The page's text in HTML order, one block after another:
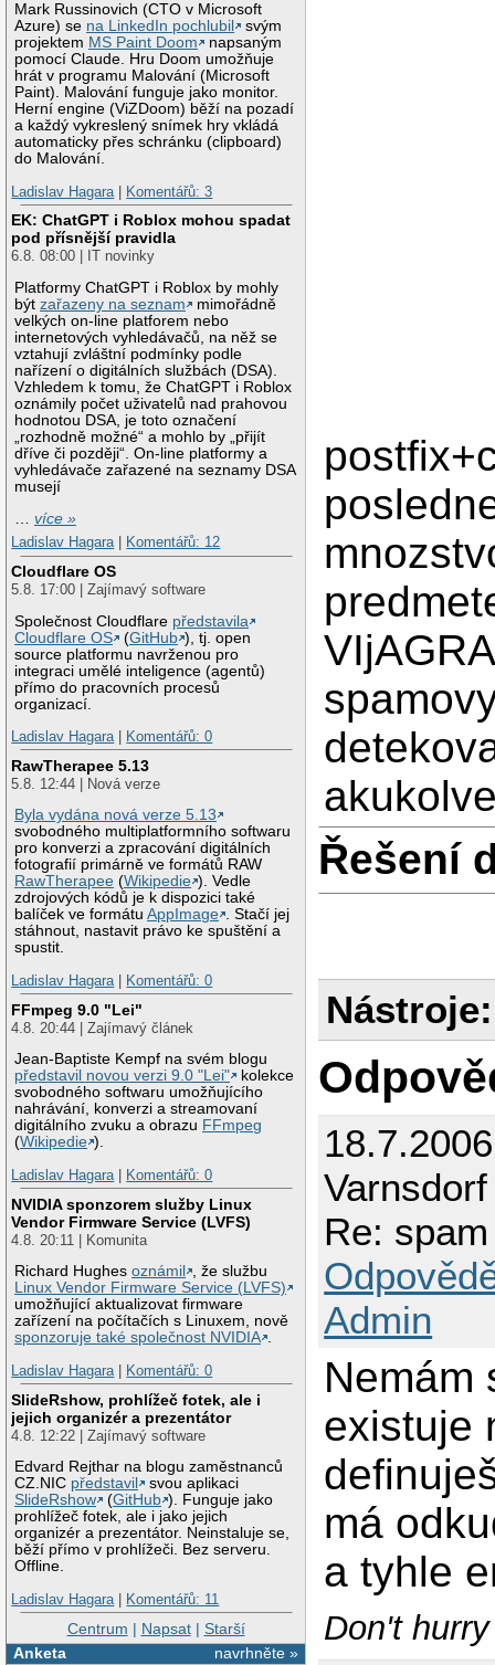
Mark Russinovich (CTO v Microsoft
Azure) se na LinkedIn pochlubil
svým
projektem MS Paint Doom
napsaným
pomocí Claude. Hru Doom umožňuje
hrát v programu Malování (Microsoft
Paint). Malování funguje jako monitor.
Herní engine (ViZDoom) běží na pozadí
a každý vykreslený snímek hry vkládá
automaticky přes schránku (clipboard)
do Malování.
Ladislav Hagara
Komentářů: 3
EK: ChatGPT i Roblox mohou spadat
pod přísnější pravidla
6.8. 08:00 | IT novinky
Platformy ChatGPT i Roblox by mohly
býtzařazeny na seznam
mimořádně
velkých on-line platforem nebo
internetových vyhledávačů, na něž se
vztahují zvláštní podmínky podle
nařízení o digitálních službách (DSA).
Vzhledem k tomu, že ChatGPT i Roblox
oznámily počet uživatelů nad prahovou
hodnotou DSA, je toto označení
„rozhodně možné“ a mohlo by „přijít
dříve či později“. On-line platformy a
vyhledávače zařazené na seznamy DSA
musejí
…více »
Ladislav Hagara| Komentářů: 12
Cloudflare OS
5.8. 17:00 | Zajímavý software
Společnost Cloudflare představila
Cloudflare OS
(GitHub ), tj. open
source platformu navrženou pro
integraci umělé inteligence (agentů)
přímo do pracovních procesů
organizací.
Ladislav Hagara| Komentářů: 0
RawTherapee 5.13
5.8. 12:44 | Nová verze
Byla vydána nová verze 5.13
svobodného multiplatformního softwaru
pro konverzi a zpracování digitálních
fotografií primárně ve formátů RAW
RawTherapee (Wikipedie ). Vedle
zdrojových kódů je k dispozici také
balíček ve formátuAppImage . Stačí jej
stáhnout, nastavit právo ke spuštění a
spustit.
Ladislav Hagara| Komentářů: 0
FFmpeg 9.0 "Lei"
4.8. 20:44 | Zajímavý článek
Jean-Baptiste Kempf na svém blogu
představil novou verzi 9.0 "Lei"
kolekce
svobodného softwaru umožňujícího
nahrávání, konverzi a streamovaní
digitálního zvuku a obrazu FFmpeg
(Wikipedie ).
Ladislav Hagara| Komentářů: 0
NVIDIA sponzorem služby Linux
Vendor Firmware Service (LVFS)
4.8. 20:11 | Komunita
Richard Hughesoznámil
, že službu
Linux Vendor Firmware Service (LVFS)
umožňující aktualizovat firmware
zařízení na počítačích s Linuxem, nově
sponzoruje také společnost NVIDIA .
Ladislav Hagara| Komentářů: 0
SlideRshow, prohlížeč fotek, ale i
jejich organizér a prezentátor
4.8. 12:22 | Zajímavý software
Edvard Rejthar na blogu zaměstnanců
CZ.NIC představil
svou aplikaci
SlideRshow
(GitHub ). Funguje jako
prohlížeč fotek, ale i jako jejich
organizér a prezentátor. Neinstaluje se,
běží přímo v prohlížeči. Bez serveru.
Offline.
Ladislav Hagara| Komentářů: 11
Centrum | Napsat| Starší
navrhněte »
Anketa
Řešení
Nástroje:
Varnsdorf
Re:
Admin
Nemám
existuje
má
a tyhle
Don't